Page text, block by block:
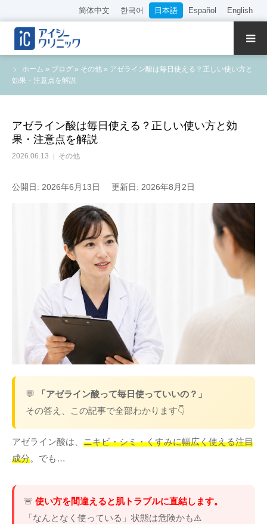
简体中文 한국어 日本語 Español English
ホーム » ブログ » その他 » アゼライン酸は毎日使える？正しい使い方と
効果・注意点を解説
アゼライン酸は毎日使える？正しい使い方と効
果・注意点を解説
2026.06.13 その他
公開日: 2026年6月13日 更新日: 2026年8月2日
💬
「アゼライン酸って毎日使っていいの？」
その答え、この記事で全部わかります👇
アゼライン酸は、 ニキビ・シミ・くすみに幅広く使える注目
成分。でも…
🚨 使い方を間違えると肌トラブルに直結します。
「なんとなく使っている」状態は危険かも⚠️
クリニック紹介
診療内容
WEB予約
料金表
アクセス
採用情報
言語
简体中文 한국어 日本語
English